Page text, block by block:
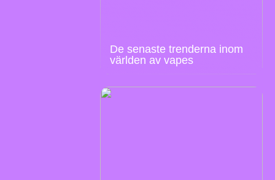
De senaste trenderna inom
världen av vapes